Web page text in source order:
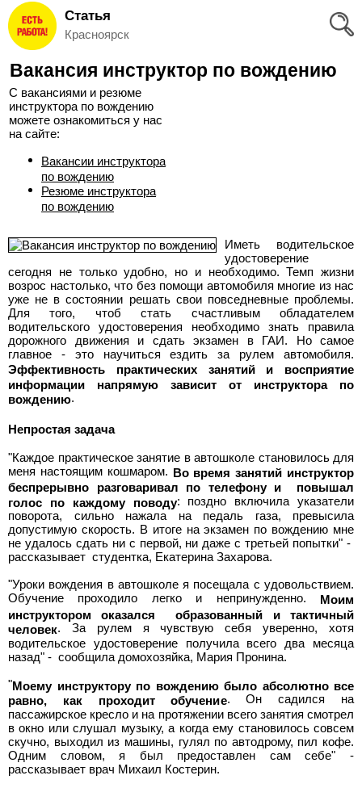
Вход
и
Регистрация
Избранное
Соискателям
Добавить
Работодателям
Добавить
вакансию
Полная
версия
Статья
Красноярск
Вакансия инструктор по вождению
С вакансиями и резюме
инструктора по вождению
можете ознакомиться у нас
на сайте:
Вакансии инструктора
по вождению
Резюме инструктора
по вождению
Иметь водительское
удостоверение
сегодня не только удобно, но и необходимо. Темп жизни
возрос настолько, что без помощи автомобиля многие из нас
уже не в состоянии решать свои повседневные проблемы.
Для того, чтоб стать счастливым обладателем
водительского удостоверения необходимо знать правила
дорожного движения и сдать экзамен в ГАИ. Но самое
главное - это научиться ездить за рулем автомобиля.
Эффективность практических занятий и восприятие
информации напрямую зависит от инструктора по
вождению.
Непростая задача
"Каждое практическое занятие в автошколе становилось для
меня настоящим кошмаром. Во время занятий инструктор
беспрерывно разговаривал по телефону и повышал
голос по каждому поводу: поздно включила указатели
поворота, сильно нажала на педаль газа, превысила
допустимую скорость. В итоге на экзамен по вождению мне
не удалось сдать ни с первой, ни даже с третьей попытки" -
рассказывает студентка, Екатерина Захарова.
"Уроки вождения в автошколе я посещала с удовольствием.
Обучение проходило легко и непринужденно. Моим
инструктором оказался образованный и тактичный
человек. За рулем я чувствую себя уверенно, хотя
водительское удостоверение получила всего два месяца
назад" - сообщила домохозяйка, Мария Пронина.
"Моему инструктору по вождению было абсолютно все
равно, как проходит обучение. Он садился на
пассажирское кресло и на протяжении всего занятия смотрел
в окно или слушал музыку, а когда ему становилось совсем
скучно, выходил из машины, гулял по автодрому, пил кофе.
Одним словом, я был предоставлен сам себе" -
рассказывает врач Михаил Костерин.